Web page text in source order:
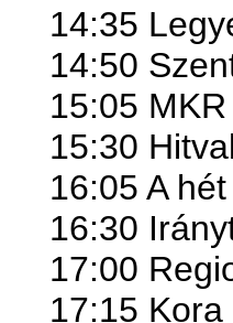
14:35
14:50
15:05 MKR
15:30
16:05 A
16:30
17:00
17:15